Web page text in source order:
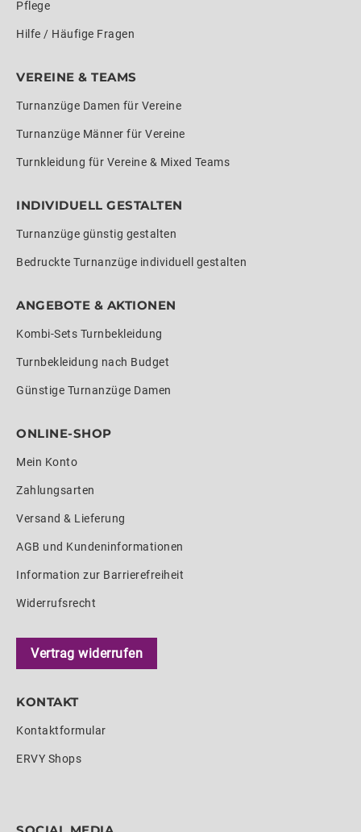
Pflege
Hilfe / Häufige Fragen
VEREINE & TEAMS
Turnanzüge Damen für Vereine
Turnanzüge Männer für Vereine
Turnkleidung für Vereine & Mixed Teams
INDIVIDUELL GESTALTEN
Turnanzüge günstig gestalten
Bedruckte Turnanzüge individuell gestalten
ANGEBOTE & AKTIONEN
Kombi-Sets Turnbekleidung
Turnbekleidung nach Budget
Günstige Turnanzüge Damen
ONLINE-SHOP
Mein Konto
Zahlungsarten
Versand & Lieferung
AGB und Kundeninformationen
Information zur Barrierefreiheit
Widerrufsrecht
Vertrag widerrufen
KONTAKT
Kontaktformular
ERVY Shops